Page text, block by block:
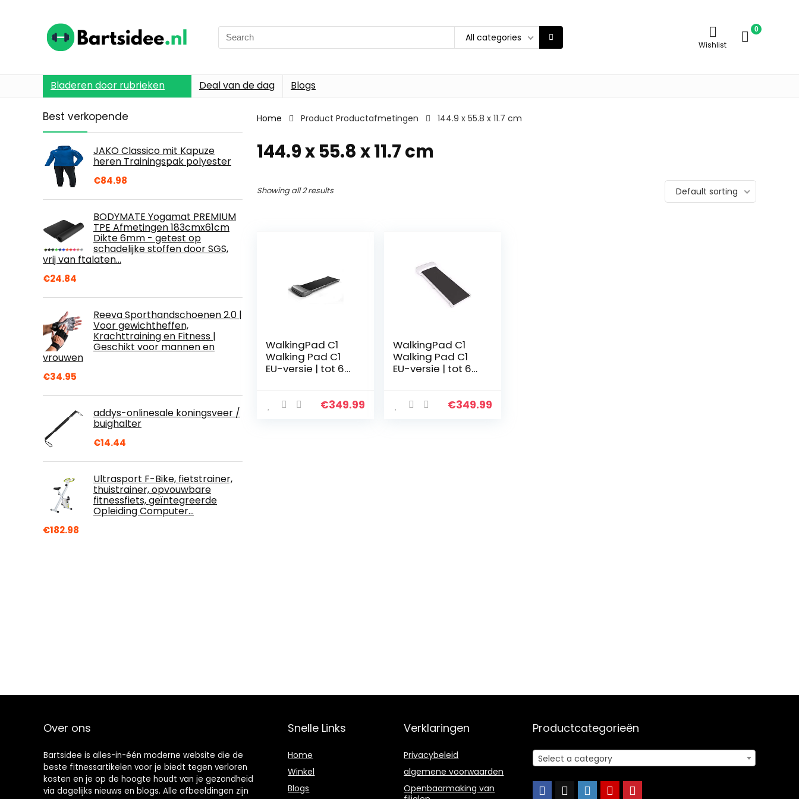
Search
for:
All categories
Wishlist
0
Bladeren door rubrieken Deal van de dag Blogs
Best verkopende
JAKO Classico mit Kapuze
heren Trainingspak polyester
€84.98
BODYMATE Yogamat PREMIUM
TPE Afmetingen 183cmx61cm
Dikte 6mm - getest op
schadelijke stoffen door SGS,
vrij van ftalaten…
€24.84
Reeva Sporthandschoenen 2.0 |
Voor gewichtheffen,
Krachttraining en Fitness |
Geschikt voor mannen en
vrouwen
€34.95
addys-onlinesale koningsveer /
buighalter
€14.44
Ultrasport F-Bike, fietstrainer,
thuistrainer, opvouwbare
fitnessfiets, geïntegreerde
Opleiding Computer…
€182.98
Home Product Productafmetingen 144.9 x 55.8 x 11.7 cm
144.9 x 55.8 x 11.7 cm
Showing all 2 results Default sorting
WalkingPad C1
Walking Pad C1
EU-versie | tot 6
Treadmill
€349.99
WalkingPad C1
Walking Pad C1
EU-versie | tot 6
Treadmill
€349.99
Over ons
Bartsidee is alles-in-één moderne website die de
beste fitnessartikelen voor je biedt tegen verloren
kosten en je op de hoogte houdt van je gezondheid
via dagelijks nieuws en blogs. Alle afbeeldingen zijn
Snelle Links
Home
Winkel
Blogs
Verklaringen
Privacybeleid
algemene voorwaarden
Openbaarmaking van
Productcategorieën
Select a category